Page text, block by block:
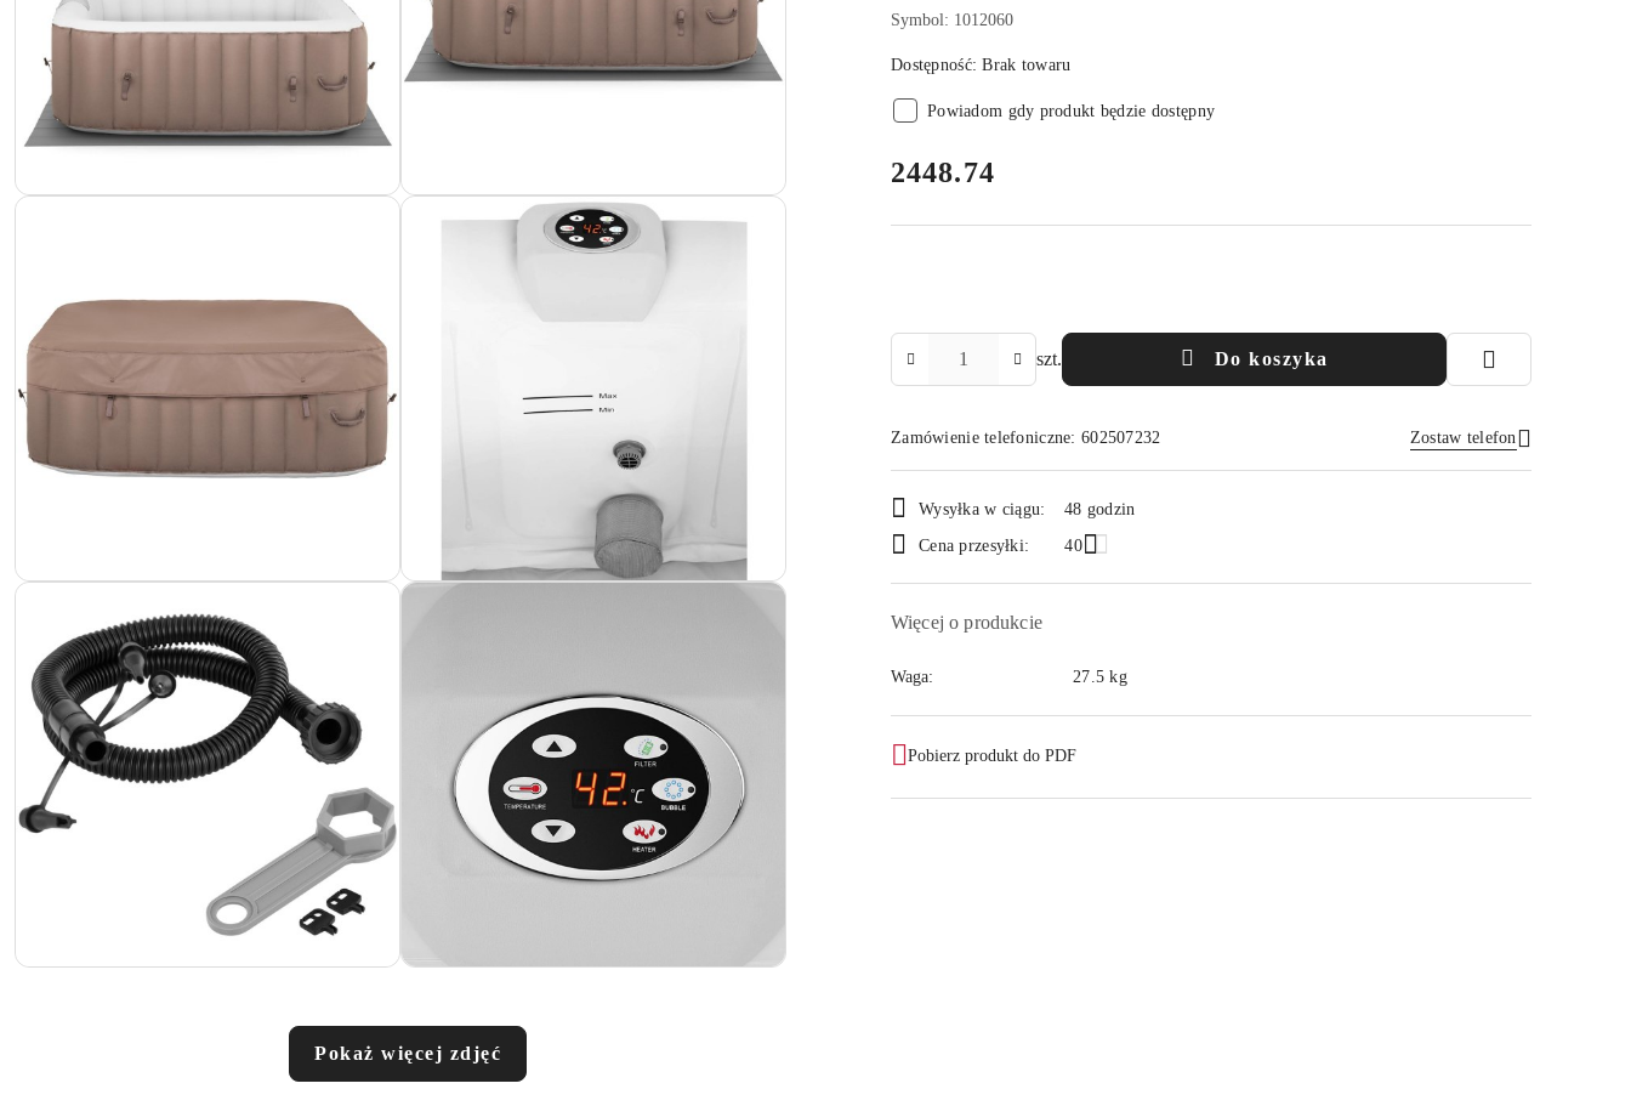
Pokaż więcej zdjęć
Symbol: 1012060
Dostępność:Brak towaru
Powiadom gdy produkt będzie dostępny
cena:
2448.74
szt. Do koszyka
Zamówienie telefoniczne: 602507232 Zostaw telefon
Wyślij
Dostępność
i
Wysyłka w ciągu:
48 godzin
Cena przesyłki:
40
Więcej o produkcie
Waga: 27.5 kg
Pobierz produkt do PDF